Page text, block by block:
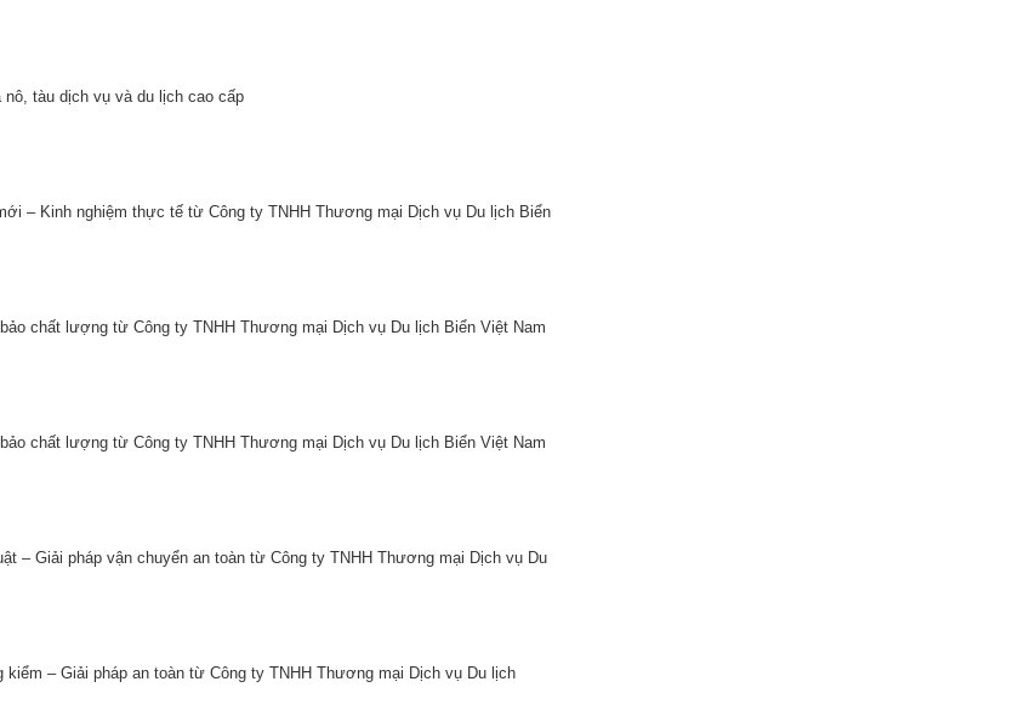
tàu dịch vụ và du lịch cao cấp
– Kinh nghiệm thực tế từ Công ty TNHH Thương mại Dịch vụ Du lịch Biển
chất lượng từ Công ty TNHH Thương mại Dịch vụ Du lịch Biển Việt Nam
chất lượng từ Công ty TNHH Thương mại Dịch vụ Du lịch Biển Việt Nam
– Giải pháp vận chuyển an toàn từ Công ty TNHH Thương mại Dịch vụ Du
– Giải pháp an toàn từ Công ty TNHH Thương mại Dịch vụ Du lịch